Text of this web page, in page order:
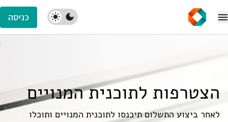
כניסה
הצטרפות לתוכנית המנויים
לאחר ביצוע התשלום תיכנסו לתוכנית המנויים ותוכלו